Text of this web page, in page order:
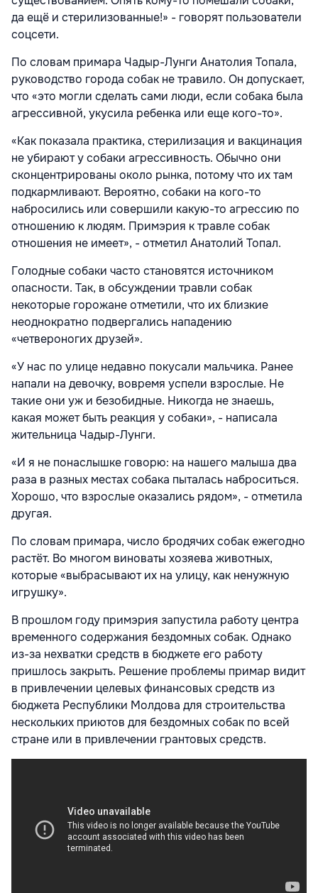
да ещё и стерилизованные!» - говорят пользователи
соцсети.
По словам примара Чадыр-Лунги Анатолия Топала,
руководство города собак не травило. Он допускает,
что «это могли сделать сами люди, если собака была
агрессивной, укусила ребенка или еще кого-то».
«Как показала практика, стерилизация и вакцинация
не убирают у собаки агрессивность. Обычно они
сконцентрированы около рынка, потому что их там
подкармливают. Вероятно, собаки на кого-то
набросились или совершили какую-то агрессию по
отношению к людям. Примэрия к травле собак
отношения не имеет», - отметил Анатолий Топал.
Голодные собаки часто становятся источником
опасности. Так, в обсуждении травли собак
некоторые горожане отметили, что их близкие
неоднократно подвергались нападению
«четвероногих друзей».
«У нас по улице недавно покусали мальчика. Ранее
напали на девочку, вовремя успели взрослые. Не
такие они уж и безобидные. Никогда не знаешь,
какая может быть реакция у собаки», - написала
жительница Чадыр-Лунги.
«И я не понаслышке говорю: на нашего малыша два
раза в разных местах собака пыталась наброситься.
Хорошо, что взрослые оказались рядом», - отметила
другая.
По словам примара, число бродячих собак ежегодно
растёт. Во многом виноваты хозяева животных,
которые «выбрасывают их на улицу, как ненужную
игрушку».
В прошлом году примэрия запустила работу центра
временного содержания бездомных собак. Однако
из-за нехватки средств в бюджете его работу
пришлось закрыть. Решение проблемы примар видит
в привлечении целевых финансовых средств из
бюджета Республики Молдова для строительства
нескольких приютов для бездомных собак по всей
стране или в привлечении грантовых средств.